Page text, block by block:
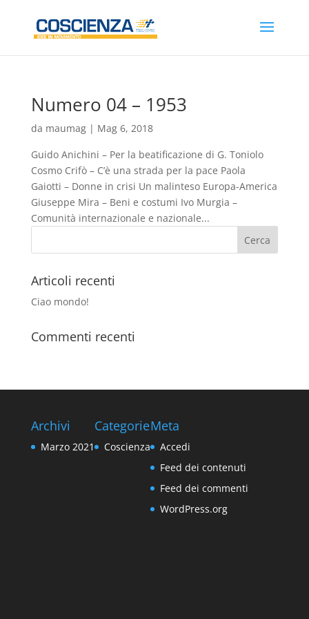
Numero 04 – 1953
da maumag| Mag 6, 2018
Guido Anichini – Per la beatificazione di G. Toniolo
Cosmo Crifò – C’è una strada per la pace Paola
Gaiotti – Donne in crisi Un malinteso Europa-America
Giuseppe Mira – Beni e costumi Ivo Murgia –
Comunità internazionale e nazionale...
Articoli recenti
Ciao mondo!
Commenti recenti
Archivi
Marzo 2021
Categorie
Coscienza
Meta
Accedi
Feed dei contenuti
Feed dei commenti
WordPress.org